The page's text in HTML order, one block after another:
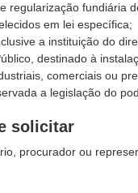
regularização fundiária
em lei específica;
a instituição do
destinado à
comerciais ou
a legislação do
solicitar
procurador ou